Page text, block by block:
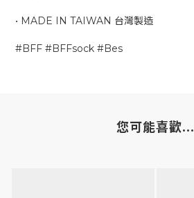
• MADE IN TAIWAN 台灣製造
#BFF #BFFsock #Bes
您可能喜歡...